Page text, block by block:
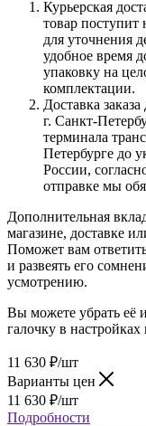
Курьерская
товар поступит
для уточнения
удобное время
упаковку на
комплектации.
Доставка
г. Санкт-
терминала
Петербурге до
России,
отправке мы
Дополнительная
магазине, доставке
Поможет вам
и развеять его
усмотрению.
Вы можете убрать её
галочку в
11 630 ₽/шт
Варианты цен
11 630 ₽/шт
Подробности